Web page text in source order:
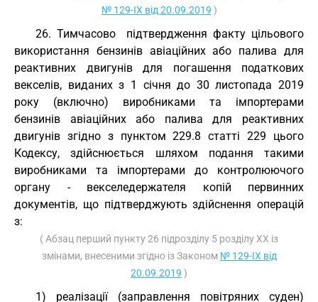
№ 129-IX від 20.09.2019 )
26. Тимчасово підтвердження факту цільового
використання бензинів авіаційних або палива для
реактивних двигунів для погашення податкових
векселів, виданих з 1 січня до 30 листопада 2019
року (включно) виробниками та імпортерами
бензинів авіаційних або палива для реактивних
двигунів згідно з пунктом 229.8 статті 229 цього
Кодексу, здійснюється шляхом подання такими
виробниками та імпортерами до контролюючого
органу - векселедержателя копій первинних
документів, що підтверджують здійснення операцій
з:
( Абзац перший пункту 26 підрозділу 5 розділу XX із
змінами, внесеними згідно із Законом № 129-IX від
20.09.2019 )
1) реалізації (заправлення повітряних суден)